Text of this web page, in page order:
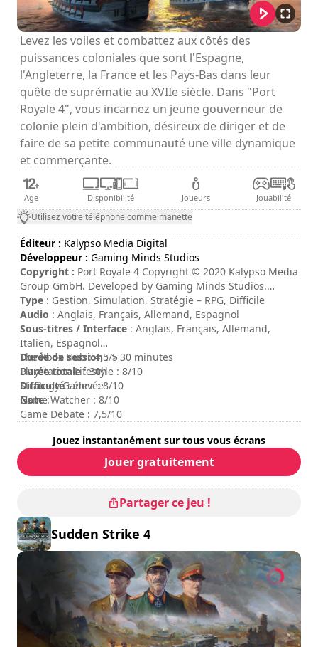
Levez les voiles et combattez aux côtés des
puissances coloniales que sont l'Espagne,
l'Angleterre, la France et les Pays-Bas dans leur
quête de suprématie au XVIIe siècle. Dans "Port
Royale 4", vous incarnez un jeune gouverneur de
colonie plein d'ambition, désireux de diriger et de
faire de sa petite communauté une ville dynamique
et commerçante.
Age Disponibilité Joueurs Jouabilité
Utilisez votre téléphone comme manette
Éditeur : Kalypso Media Digital
Développeur : Gaming Minds Studios
Copyright : Port Royale 4 Copyright © 2020 Kalypso Media
Group GmbH. Developed by Gaming Minds Studios.
Published by Kalypso Media Group GmbH. Port Royale 4 is
a trademark of Kalypso Media Group GmbH. All rights
reserved. All other logos, copyrights and trademarks are
property of their respective owner. Financially supported
by Film und Medien Stiftung NRW.
Type : Gestion, Simulation, Stratégie – RPG, Difficile
Audio : Anglais, Français, Allemand, Espagnol
Sous-titres / Interface : Anglais, Français, Allemand,
Italien, Espagnol
Durée de session: > 30 minutes
Durée totale: 30h
Difficulté: élevée
Note:
The Xbox Hub : 4,5/5
Playstation Lifestyle : 8/10
Strategy Gamer : 8/10
Game Watcher : 8/10
Game Debate : 7,5/10
Jouez instantanément sur tous vous écrans
Jouer gratuitement
Partager ce jeu !
Sudden Strike 4